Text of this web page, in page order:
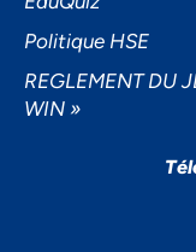
Politique HSE
REGLEMENT DU
WIN »